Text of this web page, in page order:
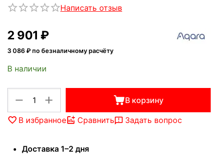
Написать отзыв
2 901 ₽
3 086 ₽ по безналичному расчёту
В наличии
+
− В корзину
В избранное Сравнить Задать вопрос
Доставка 1–2 дня